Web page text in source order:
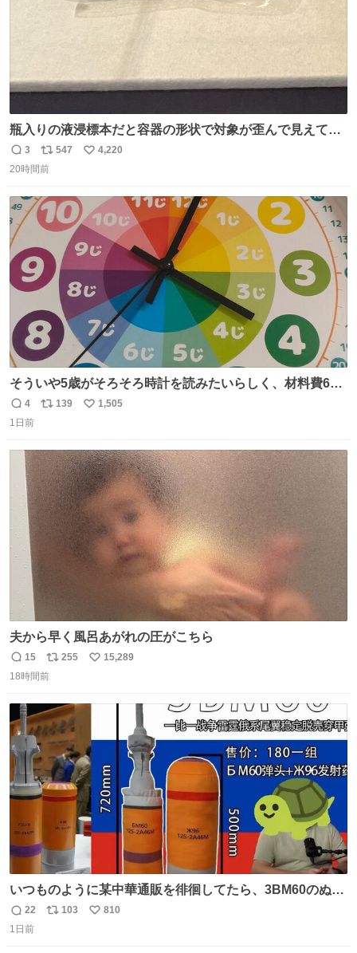
瓶入りの液浸標本だと容器の形状で対象が歪んで見えてし
まうことから、なるべく歪みがない状態で観察しやすいよ
うにこのような形で保存していると前に科博の先生から教
返
信
3
リ
ポ
ト
数
547
い
数
4,220
20時間前
そういや5歳がそろそろ時計を読みたいらしく、材料費600
円で作れる知育時計作ってみた！ めっちゃ簡単！ ありがと
う先人！
返
信
4
リ
ト
数
139
い
数
1,505
1日前
夫から早く風呂あがれの圧がこちら
返
信
15
リ
ポ
ト
数
255
い
15,289
18時間前
いつものように某中華通販を徘徊してたら、3BM60のぬい
ぐるみを発見してしまった…。
返
信
22
リ
103
い
810
1日前